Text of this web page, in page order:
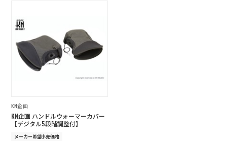
KN企画
KN企画 ハンドルウォーマーカバー
【デジタル5段階調整付】
メーカー希望小売価格